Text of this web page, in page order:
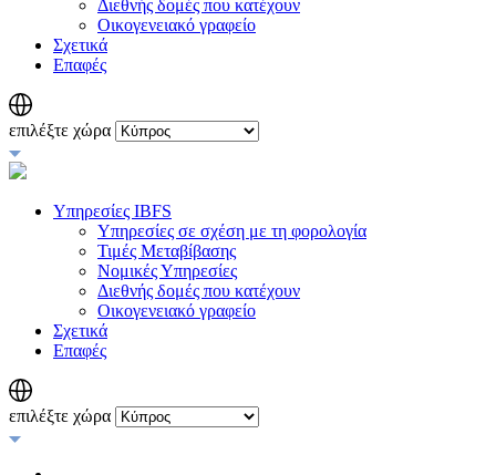
Διεθνής δομές που κατέχουν
Οικογενειακό γραφείο
Σχετικά
Επαφές
επιλέξτε χώρα
Υπηρεσίες IBFS
Υπηρεσίες σε σχέση με τη φορολογία
Τιμές Μεταβίβασης
Νομικές Υπηρεσίες
Διεθνής δομές που κατέχουν
Οικογενειακό γραφείο
Σχετικά
Επαφές
επιλέξτε χώρα